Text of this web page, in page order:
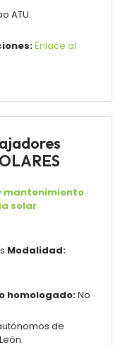
ATU
Enlace al
mantenimiento
solar
Modalidad:
homologado:No
de